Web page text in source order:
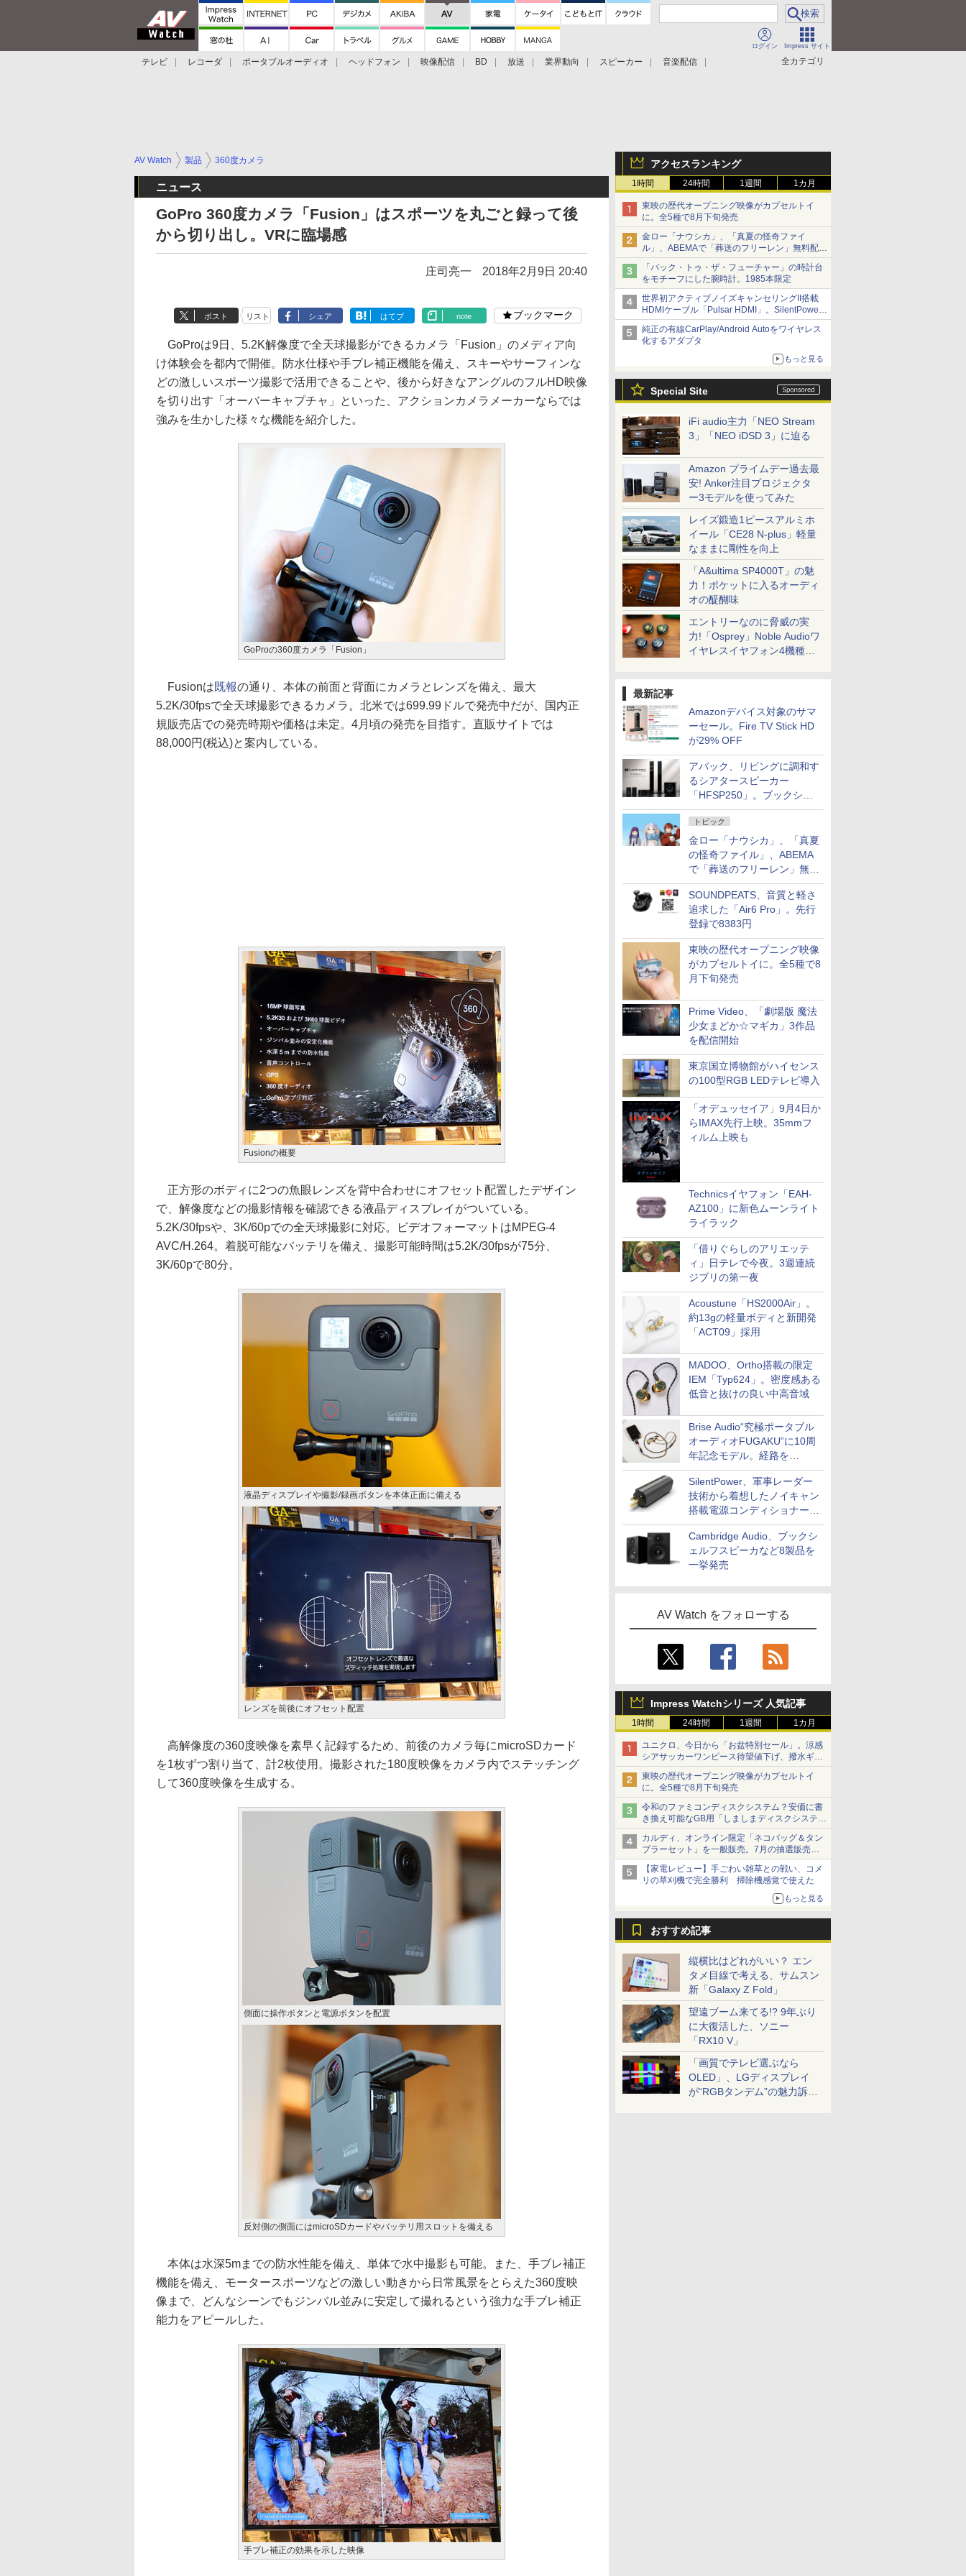
ログイン Impress サイト
全カテゴリ
テレビ レコーダ ポータブルオーディオ ヘッドフォン 映像配信 BD 放送 業界動向 スピーカー
音楽配信
アクセスランキング
1時間 24時間 1週間 1カ月
東映の歴代オープニング映像がカプセルトイ
に。全5種で8月下旬発売
金ロー「ナウシカ」、「真夏の怪奇ファイ
ル」、ABEMAで「葬送のフリーレン」無料配信
など。夏の特番・配信情報
「バック・トゥ・ザ・フューチャー」の時計台
をモチーフにした腕時計。1985本限定
世界初アクティブノイズキャンセリングII搭載
HDMIケーブル「Pulsar HDMI」。SilentPower
から
純正の有線CarPlay/Android Autoをワイヤレス
化するアダプタ
もっと見る
Special Site
iFi audio主力「NEO Stream
3」「NEO iDSD 3」に迫る
Amazon プライムデー過去最
安! Anker注目プロジェクタ
ー3モデルを使ってみた
レイズ鍛造1ピースアルミホ
イール「CE28 N-plus」軽量
なままに剛性を向上
「A&ultima SP4000T」の魅
力！ポケットに入るオーディ
オの醍醐味
エントリーなのに脅威の実
力!「Osprey」Noble Audioワ
イヤレスイヤフォン4機種を
最新記事
Amazonデバイス対象のサマ
ーセール。Fire TV Stick HD
が29% OFF
アバック、リビングに調和す
るシアタースピーカー
「HFSP250」。ブックシェ
ルフはペア3万円以下
トピック
金ロー「ナウシカ」、「真夏
の怪奇ファイル」、ABEMA
で「葬送のフリーレン」無料
配信など。夏の特番・配信情
報
SOUNDPEATS、音質と軽さ
追求した「Air6 Pro」。先行
登録で8383円
東映の歴代オープニング映像
がカプセルトイに。全5種で8
月下旬発売
Prime Video、「劇場版 魔法
少女まどか☆マギカ」3作品
を配信開始
東京国立博物館がハイセンス
の100型RGB LEDテレビ導入
「オデュッセイア」9月4日か
らIMAX先行上映。35mmフ
ィルム上映も
Technicsイヤフォン「EAH-
AZ100」に新色ムーンライト
ライラック
「借りぐらしのアリエッテ
ィ」日テレで今夜。3週連続
ジブリの第一夜
Acoustune「HS2000Air」。
約13gの軽量ボディと新開発
「ACT09」採用
MADOO、Ortho搭載の限定
IEM「Typ624」。密度感ある
低音と抜けの良い中高音域
Brise Audio“究極ポータブル
オーディオFUGAKU”に10周
年記念モデル。経路を
NISHIKIで統一。400万円
SilentPower、軍事レーダー
技術から着想したノイキャン
搭載電源コンディショナー
「AC iPurifier2」
Cambridge Audio、ブックシ
ェルフスピーカなど8製品を
一挙発売
AV Watch をフォローする
Impress Watchシリーズ 人気記事
1時間 24時間 1週間 1カ月
ユニクロ、今日から「お盆特別セール」。涼感
シアサッカーワンピース待望値下げ、撥水ギア
ショーツは1990円に
東映の歴代オープニング映像がカプセルトイ
に。全5種で8月下旬発売
令和のファミコンディスクシステム？安価に書
き換え可能なGB用「しましまディスクシステ
ム」
カルディ、オンライン限定「ネコバッグ＆タン
ブラーセット」を一般販売。7月の抽選販売の
当選無効分
【家電レビュー】手ごわい雑草との戦い、コメ
リの草刈機で完全勝利 掃除機感覚で使えた
もっと見る
おすすめ記事
縦横比はどれがいい？ エン
タメ目線で考える、サムスン
新「Galaxy Z Fold」
望遠ブーム来てる!? 9年ぶり
に大復活した、ソニー
「RX10 V」
「画質でテレビ選ぶなら
OLED」、LGディスプレイ
が“RGBタンデム”の魅力訴
AV Watch 製品 360度カメラ
ニュース
GoPro 360度カメラ「Fusion」はスポーツを丸ごと録って後
から切り出し。VRに臨場感
庄司亮一 2018年2月9日 20:40
ポスト リスト シェア はてブ note ブックマーク
GoProは9日、5.2K解像度で全天球撮影ができるカメラ「Fusion」のメディア向
け体験会を都内で開催。防水仕様や手ブレ補正機能を備え、スキーやサーフィンな
どの激しいスポーツ撮影で活用できることや、後から好きなアングルのフルHD映像
を切り出す「オーバーキャプチャ」といった、アクションカメラメーカーならでは
強みを生かした様々な機能を紹介した。
GoProの360度カメラ「Fusion」
Fusionは既報の通り、本体の前面と背面にカメラとレンズを備え、最大
5.2K/30fpsで全天球撮影できるカメラ。北米では699.99ドルで発売中だが、国内正
規販売店での発売時期や価格は未定。4月頃の発売を目指す。直販サイトでは
88,000円(税込)と案内している。
Fusionの概要
正方形のボディに2つの魚眼レンズを背中合わせにオフセット配置したデザイン
で、解像度などの撮影情報を確認できる液晶ディスプレイがついている。
5.2K/30fpsや、3K/60pでの全天球撮影に対応。ビデオフォーマットはMPEG-4
AVC/H.264。着脱可能なバッテリを備え、撮影可能時間は5.2K/30fpsが75分、
3K/60pで80分。
液晶ディスプレイや撮影/録画ボタンを本体正面に備える
レンズを前後にオフセット配置
高解像度の360度映像を素早く記録するため、前後のカメラ毎にmicroSDカード
を1枚ずつ割り当て、計2枚使用。撮影された180度映像をカメラ内でステッチング
して360度映像を生成する。
側面に操作ボタンと電源ボタンを配置
反対側の側面にはmicroSDカードやバッテリ用スロットを備える
本体は水深5mまでの防水性能を備え、単体で水中撮影も可能。また、手ブレ補正
機能を備え、モータースポーツなどの激しい動きから日常風景をとらえた360度映
像まで、どんなシーンでもジンバル並みに安定して撮れるという強力な手ブレ補正
能力をアピールした。
手ブレ補正の効果を示した映像